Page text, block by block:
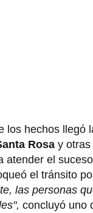
los hechos llegó
Rosa y
atender el
el tránsito
las personas
concluyó uno